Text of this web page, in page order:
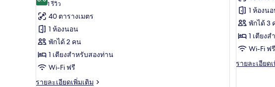
เรีย
ทั้งหมด
ของ
ห้อง
เอ็ก
เซก
คิว
8.0 จาก 10
1 รีวิว
(1
รีวิว)
40 ตารางเมตร
1 ห้องนอน
พักได้ 2 คน
1 เตียงสำหรับสองท่าน
Wi-Fi ฟรี
รายละเอียดเพิ่มเติม
ราย
ทั้งหมด
ของ
Suite
Double
Rollaway
1 ห้องน
พักได้ 3
1 เตียง
Wi-Fi ฟรี
รายละเอียด
ราย